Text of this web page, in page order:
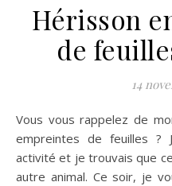
Hérisson
de
14
Vous vous rappelez de mon lion à la crinière réalisée en
empreintes de feuilles ?
activité et je trouvais que
autre animal. Ce soir, je